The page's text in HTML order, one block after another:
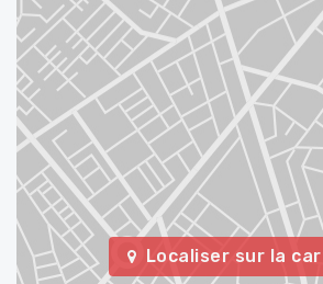
Localiser sur la